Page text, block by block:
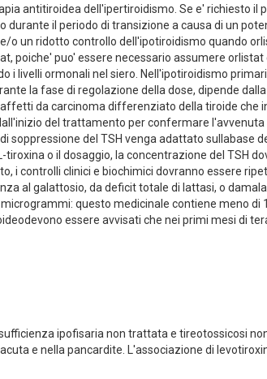
antitiroidea dell'ipertiroidismo. Se e' richiesto il
il periodo di transizione a causa di un
un ridotto controllo dell'ipotiroidismo quando
puo' essere necessario assumere orlistat
livelli ormonali nel siero. Nell'ipotiroidismo
la fase di regolazione della dose, dipende
da carcinoma differenziato della tiroide che
del trattamento per confermare l'avvenuta
del TSH venga adattato sullabase
o il dosaggio, la concentrazione del TSH
controlli clinici e biochimici dovranno essere
al galattosio, da deficit totale di lattasi, o
questo medicinale contiene meno
essere avvisati che nei primi mesi di
ipofisaria non trattata e tireotossicosi
e nella pancardite. L'associazione di